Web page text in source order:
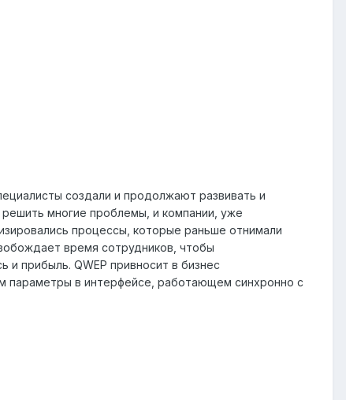
создали и продолжают развивать и
многие проблемы, и компании, уже
процессы, которые раньше отнимали
время сотрудников, чтобы
и прибыль. QWEP привносит в бизнес
параметры в интерфейсе, работающем синхронно с